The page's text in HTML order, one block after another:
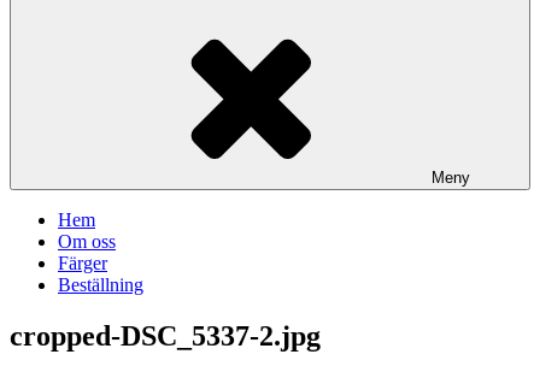
Meny
Hem
Om oss
Färger
Beställning
cropped-DSC_5337-2.jpg